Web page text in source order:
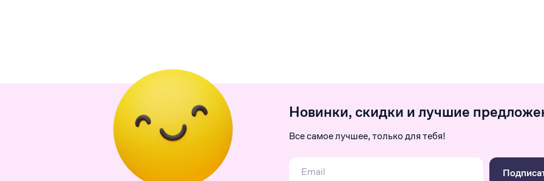
Новинки, скидки и лучшие
Все самое лучшее, только для тебя!